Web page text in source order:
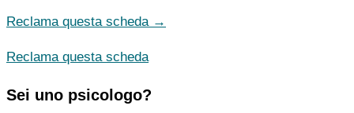
Reclama questa scheda →
Reclama questa scheda
Sei uno psicologo?